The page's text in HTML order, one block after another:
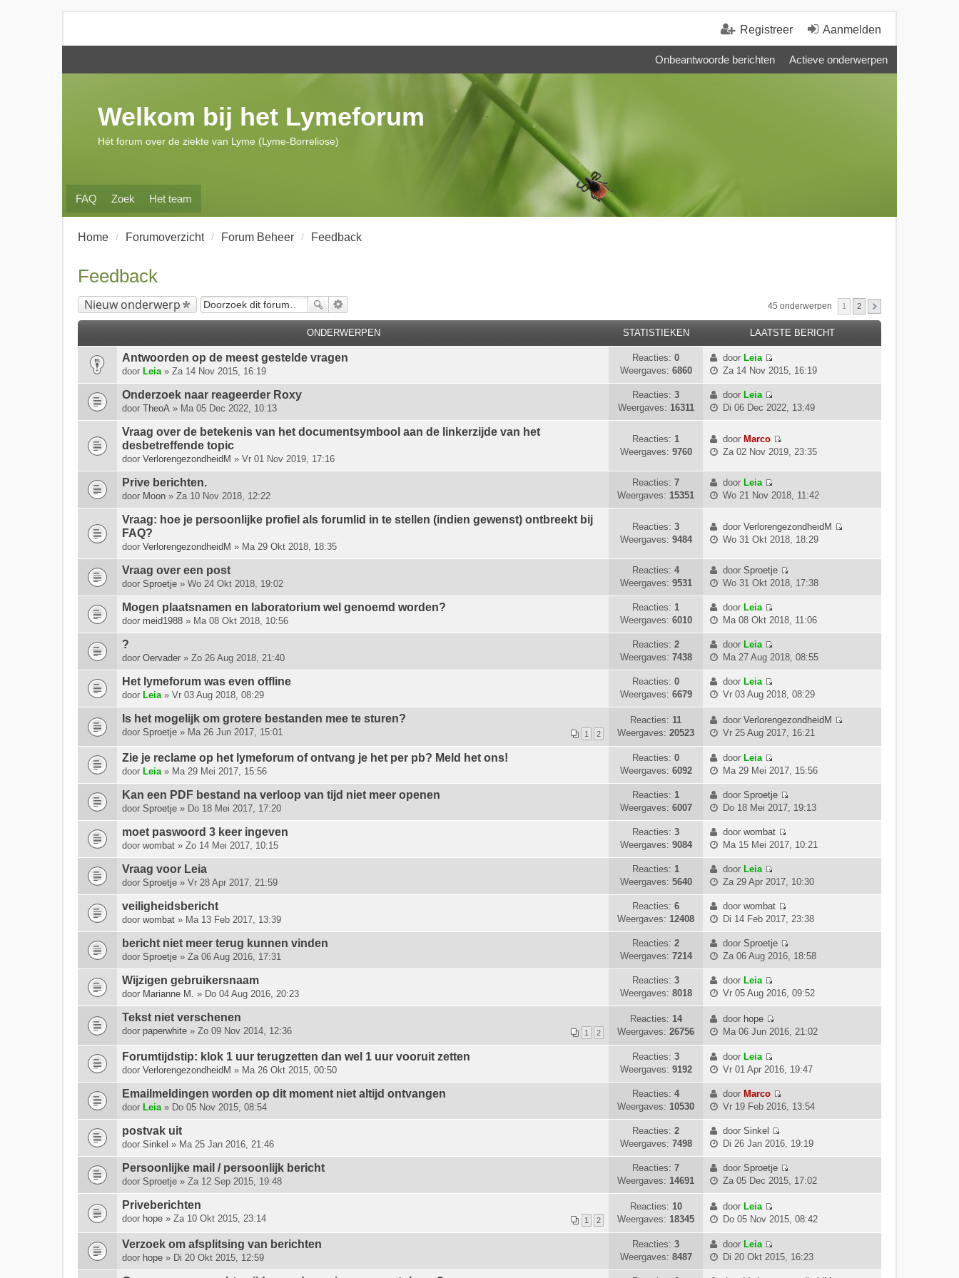
Aanmelden
Registreer
Onbeantwoorde berichten Actieve onderwerpen
FAQ Zoek Het team
Welkom bij het Lymeforum
Hét forum over de ziekte van Lyme (Lyme-Borreliose)
Home Forumoverzicht Forum Beheer Feedback
Feedback
Nieuw onderwerp 45 onderwerpen 1 2
ONDERWERPEN STATISTIEKEN LAATSTE BERICHT
Antwoorden op de meest gestelde vragen
door Leia» Za 14 Nov 2015, 16:19
Reacties: 0
Weergaves: 6860
door Leia
B
i
j
a
a
s
t
b
r
i
c
h
Za 14 Nov 2015, 16:19
Onderzoek naar reageerder Roxy
door TheoA » Ma 05 Dec 2022, 10:13
Reacties: 3
Weergaves: 16311
door Leia
B
j
a
a
s
t
e
b
e
r
c
h
Di 06 Dec 2022, 13:49
Vraag over de betekenis van het documentsymbool aan de linkerzijde van het
desbetreffende topic
door VerlorengezondheidM » Vr 01 Nov 2019, 17:16
Reacties: 1
Weergaves: 9760
door Marco
B
k
j
l
a
s
t
b
i
t
Za 02 Nov 2019, 23:35
Prive berichten.
door Moon » Za 10 Nov 2018, 12:22
Reacties: 7
Weergaves: 15351
door Leia
B
i
j
l
a
a
s
t
b
e
i
c
h
t
Wo 21 Nov 2018, 11:42
Vraag: hoe je persoonlijke profiel als forumlid in te stellen (indien gewenst) ontbreekt bij
FAQ?
door VerlorengezondheidM » Ma 29 Okt 2018, 18:35
Reacties: 3
Weergaves: 9484
door VerlorengezondheidM
k
Wo 31 Okt 2018, 18:29
Vraag over een post
door Sproetje » Wo 24 Okt 2018, 19:02
Reacties: 4
Weergaves: 9531
door Sproetje
B
i
j
l
a
t
s
t
e
b
r
i
h
t
Wo 31 Okt 2018, 17:38
Mogen plaatsnamen en laboratorium wel genoemd worden?
door meid1988 » Ma 08 Okt 2018, 10:56
Reacties: 1
Weergaves: 6010
door Leia
B
i
j
l
a
a
t
s
e
b
e
r
i
c
h
t
Ma 08 Okt 2018, 11:06
?
door Oervader » Zo 26 Aug 2018, 21:40
Reacties: 2
Weergaves: 7438
door Leia
B
i
j
k
l
a
t
s
t
e
b
e
r
i
h
t
Ma 27 Aug 2018, 08:55
Het lymeforum was even offline
door Leia» Vr 03 Aug 2018, 08:29
Reacties: 0
Weergaves: 6679
door Leia
B
k
i
l
a
t
s
t
e
b
r
i
c
h
t
Vr 03 Aug 2018, 08:29
Is het mogelijk om grotere bestanden mee te sturen?
1 2
door Sproetje » Ma 26 Jun 2017, 15:01
Reacties: 11
Weergaves: 20523
door VerlorengezondheidM
a
s
b
i
Vr 25 Aug 2017, 16:21
Zie je reclame op het lymeforum of ontvang je het per pb? Meld het ons!
door Leia» Ma 29 Mei 2017, 15:56
Reacties: 0
Weergaves: 6092
door Leia
B
k
i
j
k
l
a
t
s
t
e
b
e
r
h
Ma 29 Mei 2017, 15:56
Kan een PDF bestand na verloop van tijd niet meer openen
door Sproetje » Do 18 Mei 2017, 17:20
Reacties: 1
Weergaves: 6007
door Sproetje
B
i
j
a
s
e
b
r
i
h
t
Do 18 Mei 2017, 19:13
moet paswoord 3 keer ingeven
door wombat » Zo 14 Mei 2017, 10:15
Reacties: 3
Weergaves: 9084
door wombat
B
j
a
a
t
s
e
b
r
i
h
t
Ma 15 Mei 2017, 10:21
Vraag voor Leia
door Sproetje » Vr 28 Apr 2017, 21:59
Reacties: 1
Weergaves: 5640
door Leia
B
k
i
j
k
l
a
t
s
t
e
b
r
i
c
h
t
Za 29 Apr 2017, 10:30
veiligheidsbericht
door wombat » Ma 13 Feb 2017, 13:39
Reacties: 6
Weergaves: 12408
door wombat
B
k
i
j
l
a
t
s
e
b
r
i
h
t
Di 14 Feb 2017, 23:38
bericht niet meer terug kunnen vinden
door Sproetje » Za 06 Aug 2016, 17:31
Reacties: 2
Weergaves: 7214
door Sproetje
B
j
l
a
t
s
e
b
i
h
t
Za 06 Aug 2016, 18:58
Wijzigen gebruikersnaam
door Marianne M. » Do 04 Aug 2016, 20:23
Reacties: 3
Weergaves: 8018
door Leia
B
k
i
l
a
t
s
t
e
b
e
r
i
h
t
Vr 05 Aug 2016, 09:52
Tekst niet verschenen
1 2
door paperwhite » Zo 09 Nov 2014, 12:36
Reacties: 14
Weergaves: 26756
door hope
B
i
k
l
a
a
t
s
t
e
b
r
i
h
t
Ma 06 Jun 2016, 21:02
Forumtijdstip: klok 1 uur terugzetten dan wel 1 uur vooruit zetten
door VerlorengezondheidM » Ma 26 Okt 2015, 00:50
Reacties: 3
Weergaves: 9192
door Leia
B
k
i
j
k
l
a
a
t
s
e
b
r
i
Vr 01 Apr 2016, 19:47
Emailmeldingen worden op dit moment niet altijd ontvangen
door Leia» Do 05 Nov 2015, 08:54
Reacties: 4
Weergaves: 10530
door Marco
B
i
j
k
l
a
t
s
e
b
Vr 19 Feb 2016, 13:54
postvak uit
door Sinkel » Ma 25 Jan 2016, 21:46
Reacties: 2
Weergaves: 7498
door Sinkel
B
k
i
j
l
t
s
Di 26 Jan 2016, 19:19
Persoonlijke mail / persoonlijk bericht
door Sproetje » Za 12 Sep 2015, 19:48
Reacties: 7
Weergaves: 14691
door Sproetje
i
a
Za 05 Dec 2015, 17:02
Priveberichten
1 2
door hope » Za 10 Okt 2015, 23:14
Reacties: 10
Weergaves: 18345
door Leia
B
i
j
Do 05 Nov 2015, 08:42
Verzoek om afsplitsing van berichten
door hope » Di 20 Okt 2015, 12:59
Reacties: 3
Weergaves: 8487
door Leia
B
Di 20 Okt 2015, 16:23